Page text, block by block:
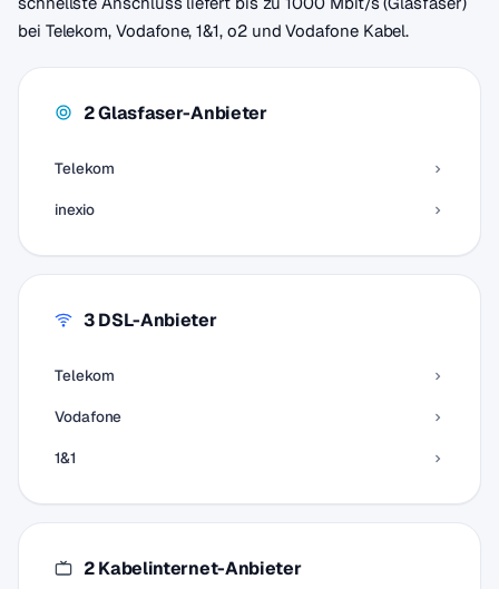
bei Telekom, Vodafone, 1&1, o2 und Vodafone Kabel.
2 Glasfaser-Anbieter
Telekom
inexio
3 DSL-Anbieter
Telekom
Vodafone
1&1
2 Kabelinternet-Anbieter